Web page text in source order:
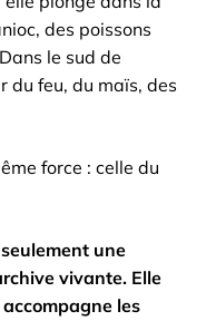
des poissons
le sud de
du feu, du maïs, des
force : celle du
une
vivante. Elle
les